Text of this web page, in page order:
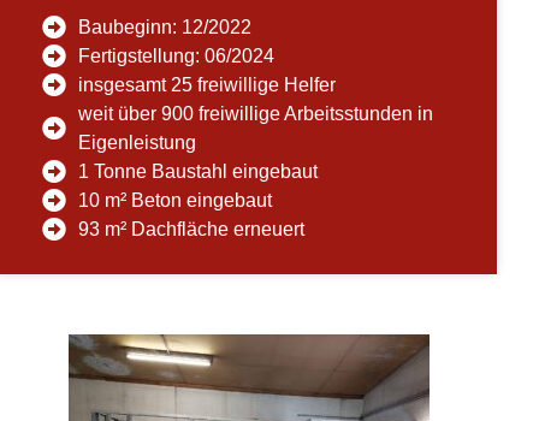
Baubeginn: 12/2022
Fertigstellung: 06/2024
insgesamt 25 freiwillige Helfer
weit über 900 freiwillige Arbeitsstunden in
Eigenleistung
1 Tonne Baustahl eingebaut
10 m² Beton eingebaut
93 m² Dachfläche erneuert